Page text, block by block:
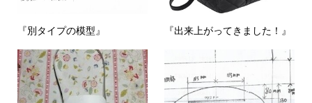
『別タイプの模型』 『出来上がってきました！』